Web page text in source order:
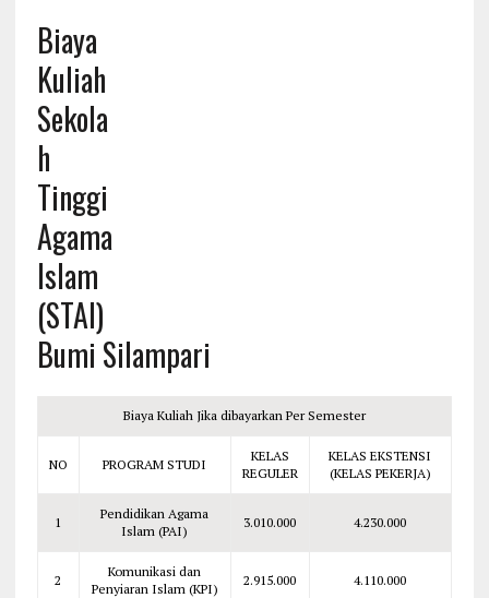
Biaya
Kuliah
Sekola
h
Tinggi
Agama
Islam
(STAI)
Bumi Silampari
Biaya Kuliah Jika dibayarkan Per Semester
NO PROGRAM STUDI
KELAS
REGULER
KELAS EKSTENSI
(KELAS PEKERJA)
1
Pendidikan Agama
Islam (PAI)
3.010.000 4.230.000
2
Komunikasi dan
Penyiaran Islam (KPI)
2.915.000 4.110.000